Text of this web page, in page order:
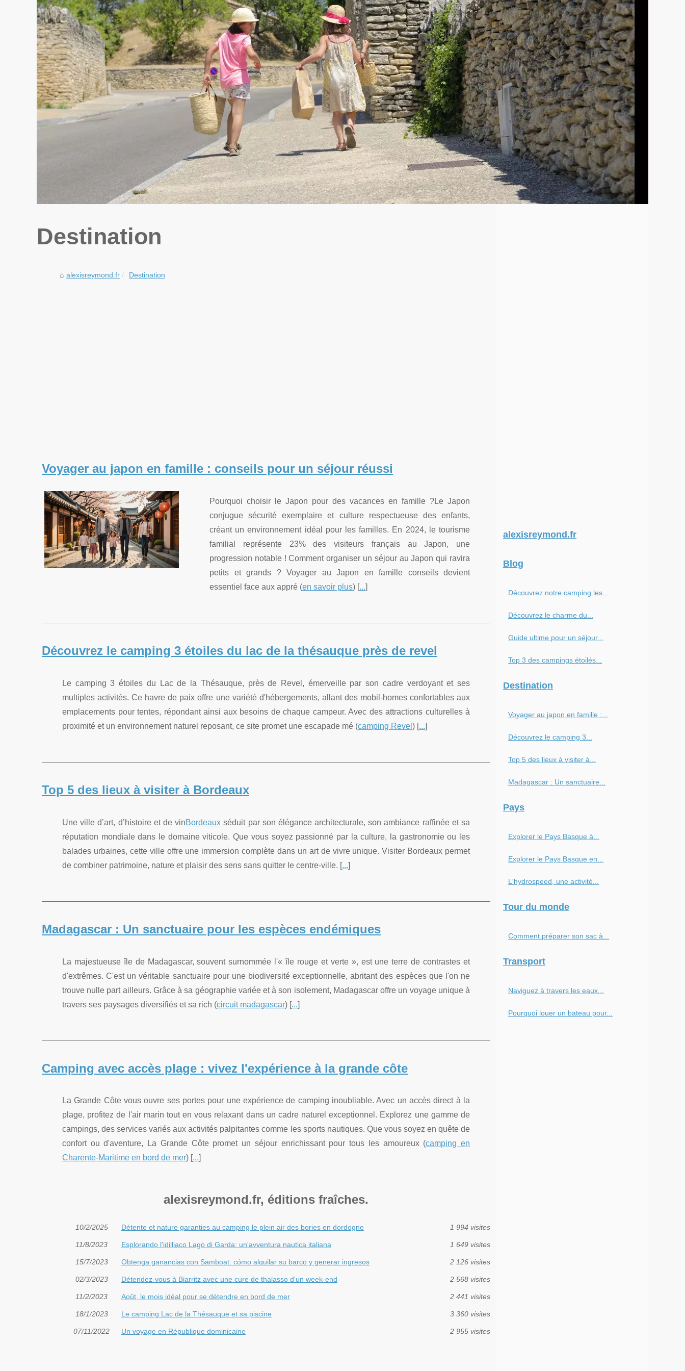
Destination
alexisreymond.fr Destination
Voyager au japon en famille : conseils pour un séjour réussi
Pourquoi choisir le Japon pour des vacances en famille ?Le Japon
conjugue sécurité exemplaire et culture respectueuse des enfants,
créant un environnement idéal pour les familles. En 2024, le tourisme
familial représente 23% des visiteurs français au Japon, une
progression notable ! Comment organiser un séjour au Japon qui ravira
petits et grands ? Voyager au Japon en famille conseils devient
essentiel face aux appré (en savoir plus) [...]
Découvrez le camping 3 étoiles du lac de la thésauque près de revel
Le camping 3 étoiles du Lac de la Thésauque, près de Revel, émerveille par son cadre verdoyant et ses
multiples activités. Ce havre de paix offre une variété d'hébergements, allant des mobil-homes confortables aux
emplacements pour tentes, répondant ainsi aux besoins de chaque campeur. Avec des attractions culturelles à
proximité et un environnement naturel reposant, ce site promet une escapade mé (camping Revel ) [...]
Top 5 des lieux à visiter à Bordeaux
Une ville d’art, d’histoire et de vinBordeaux séduit par son élégance architecturale, son ambiance raffinée et sa
réputation mondiale dans le domaine viticole. Que vous soyez passionné par la culture, la gastronomie ou les
balades urbaines, cette ville offre une immersion complète dans un art de vivre unique. Visiter Bordeaux permet
de combiner patrimoine, nature et plaisir des sens sans quitter le centre-ville. [...]
Madagascar : Un sanctuaire pour les espèces endémiques
La majestueuse île de Madagascar, souvent surnommée l'« île rouge et verte », est une terre de contrastes et
d'extrêmes. C'est un véritable sanctuaire pour une biodiversité exceptionnelle, abritant des espèces que l'on ne
trouve nulle part ailleurs. Grâce à sa géographie variée et à son isolement, Madagascar offre un voyage unique à
travers ses paysages diversifiés et sa rich (circuit madagascar) [...]
Camping avec accès plage : vivez l'expérience à la grande côte
La Grande Côte vous ouvre ses portes pour une expérience de camping inoubliable. Avec un accès direct à la
plage, profitez de l'air marin tout en vous relaxant dans un cadre naturel exceptionnel. Explorez une gamme de
campings, des services variés aux activités palpitantes comme les sports nautiques. Que vous soyez en quête de
confort ou d'aventure, La Grande Côte promet un séjour enrichissant pour tous les amoureux (camping en
Charente-Maritime en bord de mer) [ ...
alexisreymond.fr, éditions fraîches.
10/2/2025 Détente et nature garanties au camping le plein air des bories en dordogne 1 994 visites
11/8/2023 Esplorando l'idilliaco Lago di Garda: un'avventura nautica italiana 1 649 visites
15/7/2023 Obtenga ganancias con Samboat: cómo alquilar su barco y generar ingresos 2 126 visites
02/3/2023 Détendez-vous à Biarritz avec une cure de thalasso d'un week-end 2 568 visites
11/2/2023 Août, le mois idéal pour se détendre en bord de mer 2 441 visites
18/1/2023 Le camping Lac de la Thésauque et sa piscine 3 360 visites
07/11/2022 Un voyage en République dominicaine 2 955 visites
alexisreymond.fr
Blog
Découvrez notre camping les...
Découvrez le charme du...
Guide ultime pour un séjour...
Top 3 des campings étoilés...
Destination
Voyager au japon en famille :...
Découvrez le camping 3...
Top 5 des lieux à visiter à...
Madagascar : Un sanctuaire...
Pays
Explorer le Pays Basque à...
Explorer le Pays Basque en...
L'hydrospeed, une activité...
Tour du monde
Comment préparer son sac à...
Transport
Naviguez à travers les eaux...
Pourquoi louer un bateau pour...